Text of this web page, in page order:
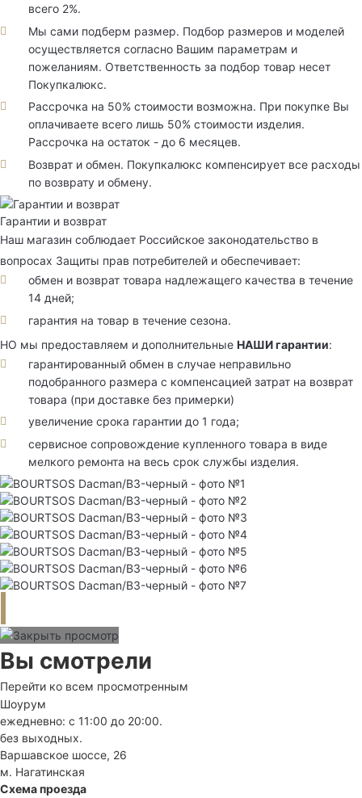
всего 2%.
Мы сами подберм размер. Подбор размеров и моделей
осуществляется согласно Вашим параметрам и
пожеланиям. Ответственность за подбор товар несет
Покупкалюкс.
Рассрочка на 50% стоимости возможна. При покупке Вы
оплачиваете всего лишь 50% стоимости изделия.
Рассрочка на остаток - до 6 месяцев.
Возврат и обмен. Покупкалюкс компенсирует все расходы
по возврату и обмену.
Гарантии и возврат
Наш магазин соблюдает Российское законодательство в
вопросах Защиты прав потребителей и обеспечивает:
обмен и возврат товара надлежащего качества в течение
14 дней;
гарантия на товар в течение сезона.
НО мы предоставляем и дополнительные НАШИ гарантии:
гарантированный обмен в случае неправильно
подобранного размера с компенсацией затрат на возврат
товара (при доставке без примерки)
увеличение срока гарантии до 1 года;
сервисное сопровождение купленного товара в виде
мелкого ремонта на весь срок службы изделия.
Вы смотрели
Перейти ко всем просмотренным
Шоурум
ежедневно: с 11:00 до 20:00.
без выходных.
Варшавское шоссе, 26
м. Нагатинская
Схема проезда